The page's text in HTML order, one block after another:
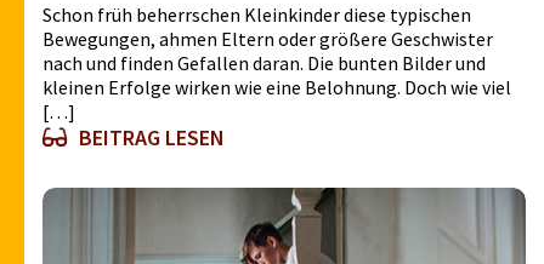
Schon früh beherrschen Kleinkinder diese typischen
Bewegungen, ahmen Eltern oder größere Geschwister
nach und finden Gefallen daran. Die bunten Bilder und
kleinen Erfolge wirken wie eine Belohnung. Doch wie viel
[…]
BEITRAG LESEN